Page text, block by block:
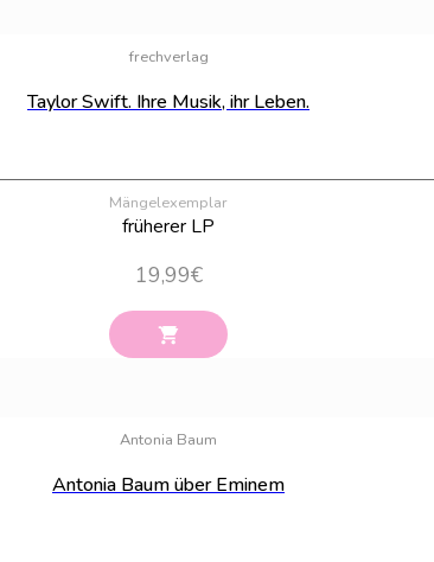
frechverlag
Taylor Swift. Ihre Musik, ihr Leben.
Mängelexemplar
früherer LP
19,99€
Antonia Baum
Antonia Baum über Eminem